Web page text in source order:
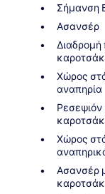
Σήμανση
Ασανσέρ
Διαδρομή
Χώρος
αναπηρία
Χώρος
Ασανσέρ